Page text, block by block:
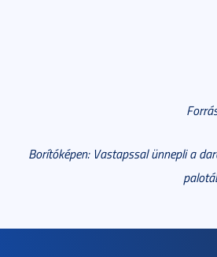
Borítóképen: Vastapssal ünnepli a